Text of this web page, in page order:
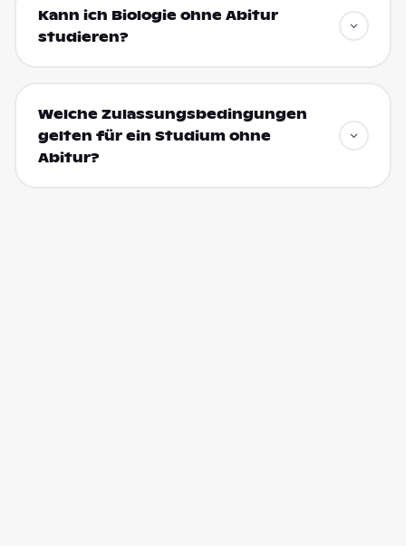
Kann ich Biologie ohne Abitur
studieren?
Welche Zulassungsbedingungen
gelten für ein Studium ohne
Abitur?